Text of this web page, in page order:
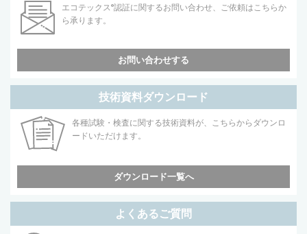
エコテックス®認証に関するお問い合わせ、ご依頼はこちらか
ら承ります。
お問い合わせする
技術資料ダウンロード
各種試験・検査に関する技術資料が、こちらからダウンロ
ードいただけます。
ダウンロード一覧へ
よくあるご質問